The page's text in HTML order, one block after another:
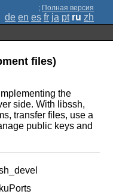
; Полная версия
de en es fr ja pt ru zh
files)
the
side. With libssh,
transfer files, use a
public keys and